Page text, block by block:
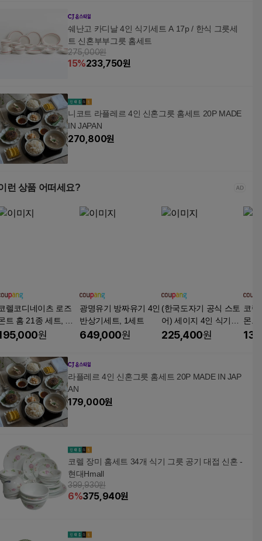
쉐난고 카디날 4인 식기세트 A 17p / 한식 그릇세
트 신혼부부그릇 홈세트
275,000원
15%233,750원
니코트 라플레르 4인 신혼그릇 홈세트 20P MADE
IN JAPAN
270,800원
런 상품 어떠세요?
렐코디네이츠 로즈
트 홈 21종 세트, 아
보리 + 오렌지, 홈세
원
광명유기 방짜유기 4인
반상기세트, 1세트
649,000원
(한국도자기 공식 스토
어) 세이지 4인 식기세
트 홈세트 그릇세트, 화
225,400원
코렐
몬트
일색
라플레르 4인 신혼그릇 홈세트 20P MADE IN JAP
AN
179,000원
코렐 장미 홈세트 34개 식기 그릇 공기 대접 신혼 -
현대Hmall
399,930원
6%375,940원